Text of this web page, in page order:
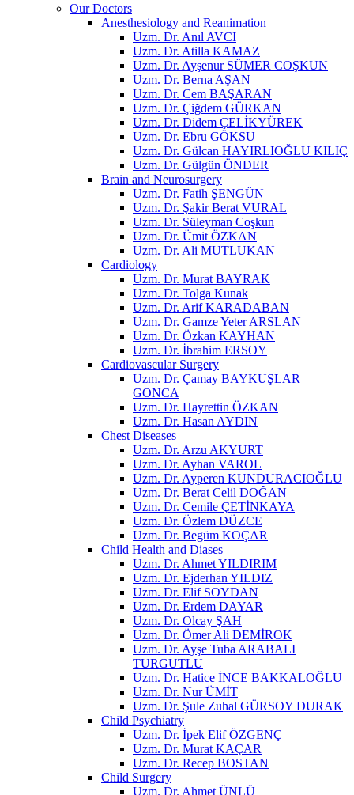
Our Doctors
Anesthesiology and Reanimation
Uzm. Dr. Anıl AVCI
Uzm. Dr. Atilla KAMAZ
Uzm. Dr. Ayşenur SÜMER COŞKUN
Uzm. Dr. Berna AŞAN
Uzm. Dr. Cem BAŞARAN
Uzm. Dr. Çiğdem GÜRKAN
Uzm. Dr. Didem ÇELİKYÜREK
Uzm. Dr. Ebru GÖKSU
Uzm. Dr. Gülcan HAYIRLIOĞLU KILIÇ
Uzm. Dr. Gülgün ÖNDER
Brain and Neurosurgery
Uzm. Dr. Fatih ŞENGÜN
Uzm. Dr. Şakir Berat VURAL
Uzm. Dr. Süleyman Coşkun
Uzm. Dr. Ümit ÖZKAN
Uzm. Dr. Ali MUTLUKAN
Cardiology
Uzm. Dr. Murat BAYRAK
Uzm. Dr. Tolga Kunak
Uzm. Dr. Arif KARADABAN
Uzm. Dr. Gamze Yeter ARSLAN
Uzm. Dr. Özkan KAYHAN
Uzm. Dr. İbrahim ERSOY
Cardiovascular Surgery
Uzm. Dr. Çamay BAYKUŞLAR
GONCA
Uzm. Dr. Hayrettin ÖZKAN
Uzm. Dr. Hasan AYDIN
Chest Diseases
Uzm. Dr. Arzu AKYURT
Uzm. Dr. Ayhan VAROL
Uzm. Dr. Ayperen KUNDURACIOĞLU
Uzm. Dr. Berat Celil DOĞAN
Uzm. Dr. Cemile ÇETİNKAYA
Uzm. Dr. Özlem DÜZCE
Uzm. Dr. Begüm KOÇAR
Child Health and Diases
Uzm. Dr. Ahmet YILDIRIM
Uzm. Dr. Ejderhan YILDIZ
Uzm. Dr. Elif SOYDAN
Uzm. Dr. Erdem DAYAR
Uzm. Dr. Olcay ŞAH
Uzm. Dr. Ömer Ali DEMİROK
Uzm. Dr. Ayşe Tuba ARABALI
TURGUTLU
Uzm. Dr. Hatice İNCE BAKKALOĞLU
Uzm. Dr. Nur ÜMİT
Uzm. Dr. Şule Zuhal GÜRSOY DURAK
Child Psychiatry
Uzm. Dr. İpek Elif ÖZGENÇ
Uzm. Dr. Murat KAÇAR
Uzm. Dr. Recep BOSTAN
Child Surgery
Uzm. Dr. Ahmet ÜNLÜ